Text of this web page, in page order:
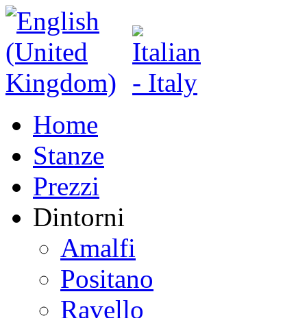
Home
Stanze
Prezzi
Dintorni
Amalfi
Positano
Ravello